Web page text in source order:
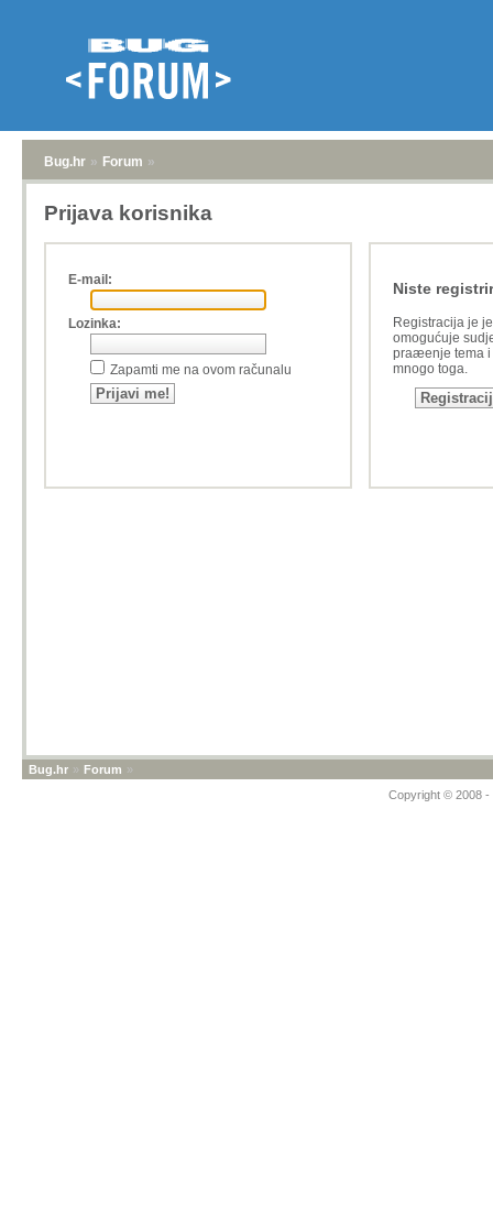
Bug.hr » Forum »
Prijava korisnika
E-mail:
Lozinka:
Zapamti me na ovom računalu
Niste
Registracija je
omogućuje
praæenje tema i
mnogo toga.
Bug.hr » Forum »
Copyright © 2008 -